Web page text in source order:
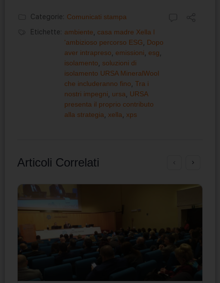
Categorie: Comunicati stampa
Etichette: ambiente
casa madre Xella l
'ambizioso percorso ESG
Dopo
aver intrapreso
emissioni esg
isolamento
soluzioni di
isolamento URSA MineralWool
che includeranno fino Tra i
nostri impegni
ursa
URSA
presenta il proprio contributo
alla strategia
xella xps
Articoli Correlati